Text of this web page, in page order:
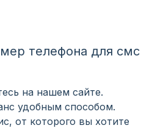
телефона для смс
на нашем сайте.
удобным способом.
от которого вы хотите